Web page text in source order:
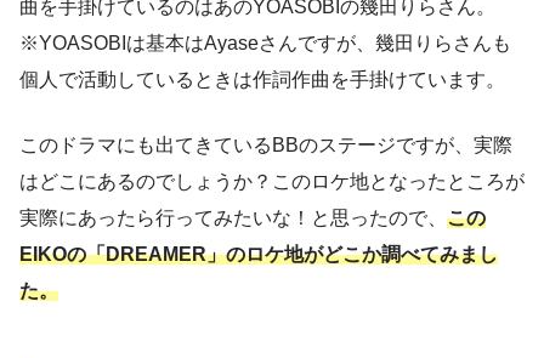
曲を手掛けているのはあのYOASOBIの幾田りらさん。
※YOASOBIは基本はAyaseさんですが、幾田りらさんも
個人で活動しているときは作詞作曲を手掛けています。
このドラマにも出てきているBBのステージですが、実際
はどこにあるのでしょうか？このロケ地となったところが
実際にあったら行ってみたいな！と思ったので、 この
EIKOの「DREAMER」のロケ地がどこか調べてみまし
た。